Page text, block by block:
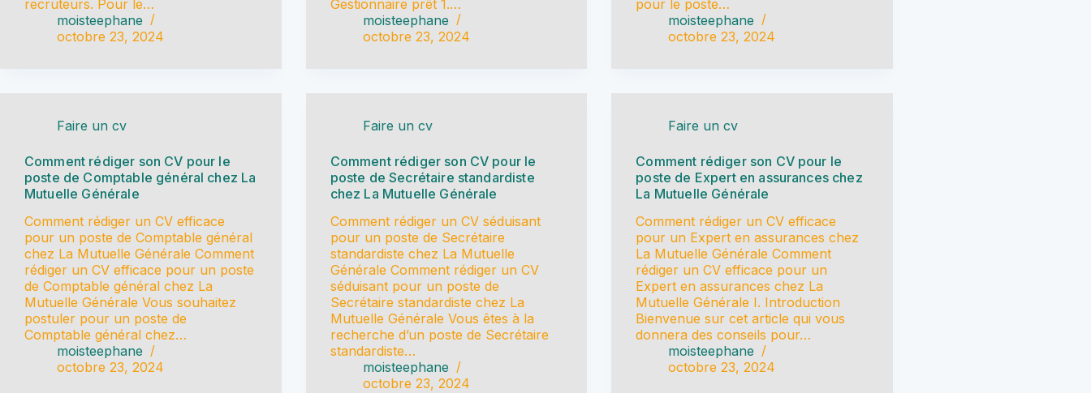
recruteurs. Pour le…
moisteephane
octobre 23, 2024
Gestionnaire prêt 1.…
moisteephane
octobre 23, 2024
pour le poste…
moisteephane
octobre 23, 2024
Faire un cv
Comment rédiger son CV pour le
poste de Comptable général chez La
Mutuelle Générale
Comment rédiger un CV efficace
pour un poste de Comptable général
chez La Mutuelle Générale Comment
rédiger un CV efficace pour un poste
de Comptable général chez La
Mutuelle Générale Vous souhaitez
postuler pour un poste de
Comptable général chez…
moisteephane
octobre 23, 2024
Faire un cv
Comment rédiger son CV pour le
poste de Secrétaire standardiste
chez La Mutuelle Générale
Comment rédiger un CV séduisant
pour un poste de Secrétaire
standardiste chez La Mutuelle
Générale Comment rédiger un CV
séduisant pour un poste de
Secrétaire standardiste chez La
Mutuelle Générale Vous êtes à la
recherche d’un poste de Secrétaire
standardiste…
moisteephane
octobre 23, 2024
Faire un cv
Comment rédiger son CV pour le
poste de Expert en assurances chez
La Mutuelle Générale
Comment rédiger un CV efficace
pour un Expert en assurances chez
La Mutuelle Générale Comment
rédiger un CV efficace pour un
Expert en assurances chez La
Mutuelle Générale I. Introduction
Bienvenue sur cet article qui vous
donnera des conseils pour…
moisteephane
octobre 23, 2024